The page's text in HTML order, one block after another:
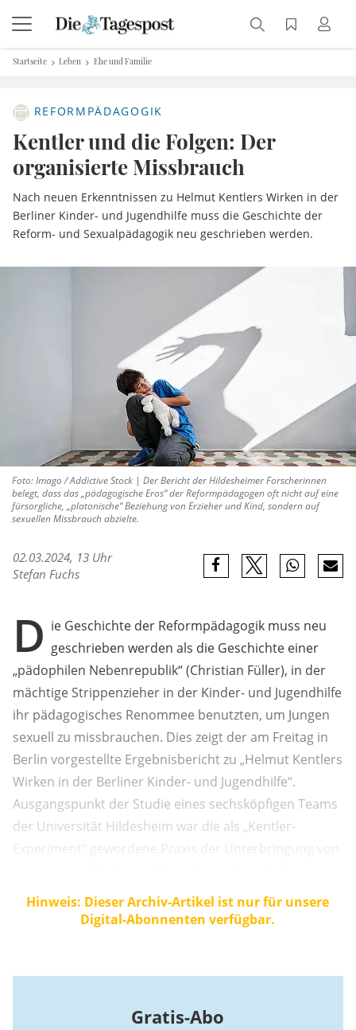
Startseite Leben Ehe und Familie
REFORMPÄDAGOGIK
Kentler und die Folgen: Der
organisierte Missbrauch
Nach neuen Erkenntnissen zu Helmut Kentlers Wirken in der
Berliner Kinder- und Jugendhilfe muss die Geschichte der
Reform- und Sexualpädagogik neu geschrieben werden.
Foto: Imago / Addictive Stock | Der Bericht der Hildesheimer Forscherinnen
belegt, dass das „pädagogische Eros“ der Reformpädagogen oft nicht auf eine
fürsorgliche, „platonische“ Beziehung von Erzieher und Kind, sondern auf
sexuellen Missbrauch abzielte.
02.03.2024, 13 Uhr
Stefan Fuchs
D ie Geschichte der Reformpädagogik muss neu
geschrieben werden als die Geschichte einer
„pädophilen Nebenrepublik“ (Christian Füller), in der
mächtige Strippenzieher in der Kinder- und Jugendhilfe
ihr pädagogisches Renommee benutzten, um Jungen
sexuell zu missbrauchen. Dies zeigt der am Freitag in
Berlin vorgestellte Ergebnisbericht zu „Helmut Kentlers
Wirken in der Berliner Kinder- und Jugendhilfe“.
Ausgangspunkt der Studie eines sechsköpfigen Teams
der Universität Hildesheim war die als „Kentler-
Experiment“ gewordene Praxis der Unterbringung von
Pflegestellen seit etwa 1970 und die letzte dieser
Pflegestellen wurde erst 2003 aufgelöst.
Hinweis: Dieser Archiv-Artikel ist nur für unsere
Digital-Abonnenten verfügbar.
Gratis-Abo